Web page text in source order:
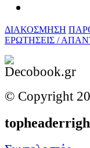
ΔΙΑΚΟΣΜΗΣΗ
ΕΡΩΤΗΣΕΙΣ /
© Copyright